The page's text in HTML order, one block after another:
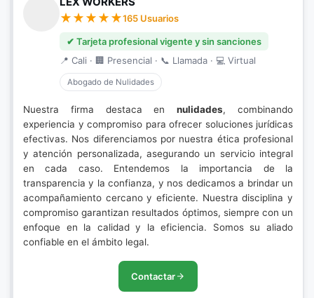
165 Usuarios
✔ Tarjeta profesional vigente y sin sanciones
📍 Cali · 🏢 Presencial · 📞 Llamada · 💻 Virtual
Abogado de Nulidades
Nuestra firma destaca ennulidades, combinando
experiencia y compromiso para ofrecer soluciones jurídicas
efectivas. Nos diferenciamos por nuestra ética profesional
y atención personalizada, asegurando un servicio integral
en cada caso. Entendemos la importancia de la
transparencia y la confianza, y nos dedicamos a brindar un
acompañamiento cercano y eficiente. Nuestra disciplina y
compromiso garantizan resultados óptimos, siempre con un
enfoque en la calidad y la eficiencia. Somos su aliado
confiable en el ámbito legal.
Contactar